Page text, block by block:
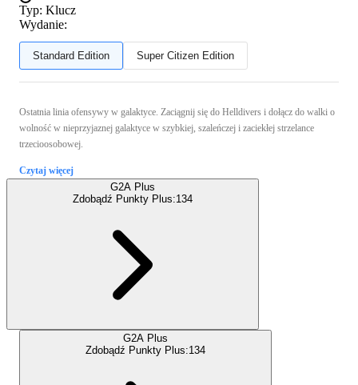
Typ: Klucz
Wydanie:
Standard Edition Super Citizen Edition
Ostatnia linia ofensywy w galaktyce. Zaciągnij się do Helldivers i dołącz do walki o
wolność w nieprzyjaznej galaktyce w szybkiej, szaleńczej i zaciekłej strzelance
trzecioosobowej.
Czytaj więcej
G2A Plus
Zdobądź Punkty Plus:134
G2A Plus
Zdobądź Punkty Plus:134